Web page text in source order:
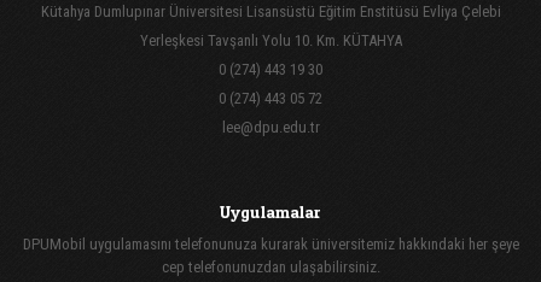
Kütahya Dumlupınar Üniversitesi Lisansüstü Eğitim Enstitüsü Evliya Çelebi
Yerleşkesi Tavşanlı Yolu 10. Km. KÜTAHYA
0 (274) 443 19 30
0 (274) 443 05 72
lee@dpu.edu.tr
Uygulamalar
DPUMobil uygulamasını telefonunuza kurarak üniversitemiz hakkındaki her şeye
cep telefonunuzdan ulaşabilirsiniz.